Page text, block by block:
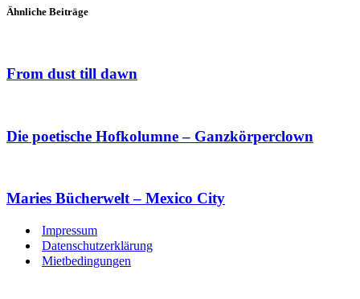
Ähnliche Beiträge
From dust till dawn
Die poetische Hofkolumne – Ganzkörperclown
Maries Bücherwelt – Mexico City
Impressum
Datenschutzerklärung
Mietbedingungen